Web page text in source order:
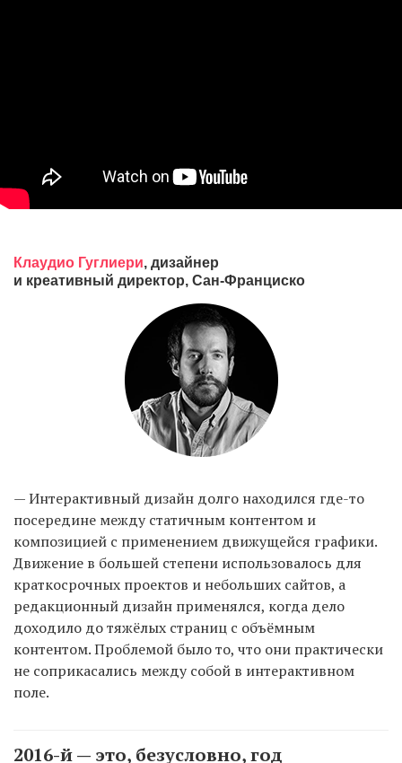
Клаудио Гуглиери, дизайнер
и креативный директор, Сан-Франциско
— Интерактивный дизайн долго находился где-то
посередине между статичным контентом и
композицией с применением движущейся графики.
Движение в большей степени использовалось для
краткосрочных проектов и небольших сайтов, а
редакционный дизайн применялся, когда дело
доходило до тяжёлых страниц с объёмным
контентом. Проблемой было то, что они практически
не соприкасались между собой в интерактивном
поле.
2016-й — это, безусловно, год